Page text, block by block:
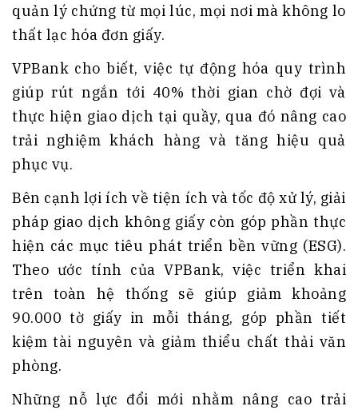
quản lý chứng từ mọi lúc, mọi nơi mà không lo
thất lạc hóa đơn giấy.
VPBank cho biết, việc tự động hóa quy trình
giúp rút ngắn tới 40% thời gian chờ đợi và
thực hiện giao dịch tại quầy, qua đó nâng cao
trải nghiệm khách hàng và tăng hiệu quả
phục vụ.
Bên cạnh lợi ích về tiện ích và tốc độ xử lý, giải
pháp giao dịch không giấy còn góp phần thực
hiện các mục tiêu phát triển bền vững (ESG).
Theo ước tính của VPBank, việc triển khai
trên toàn hệ thống sẽ giúp giảm khoảng
90.000 tờ giấy in mỗi tháng, góp phần tiết
kiệm tài nguyên và giảm thiểu chất thải văn
phòng.
Những nỗ lực đổi mới nhằm nâng cao trải